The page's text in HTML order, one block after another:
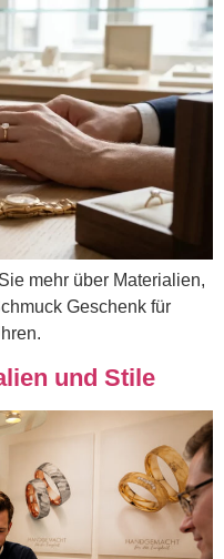
mehr über Materialien,
Geschenk für
und Stile